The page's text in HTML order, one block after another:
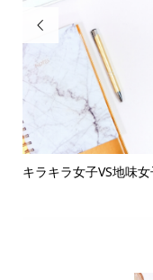

キラキラ女子VS地味